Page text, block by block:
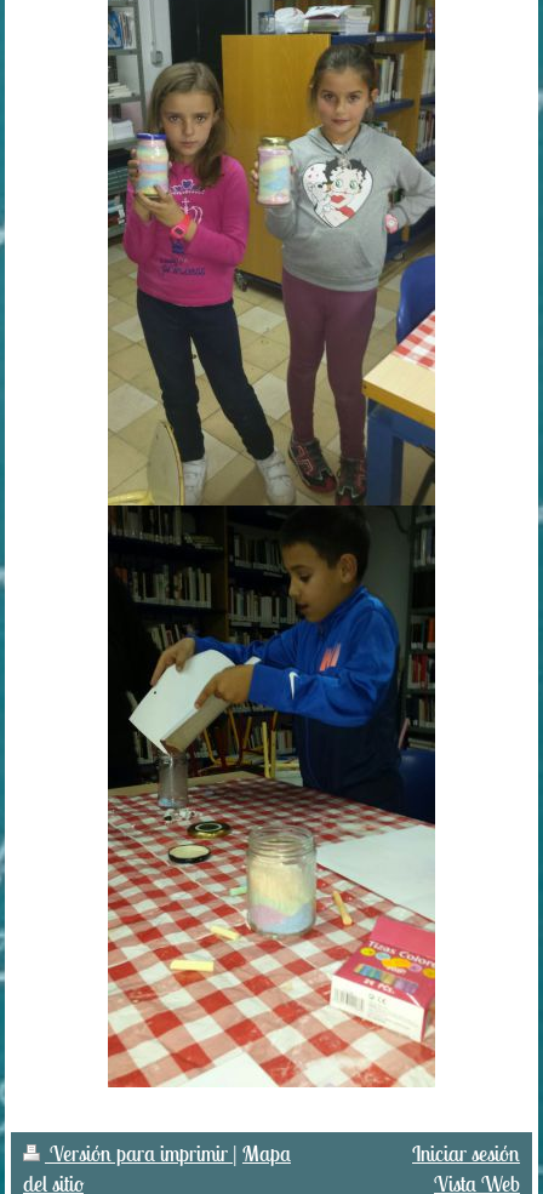
Versión para imprimir | Mapa
del sitio
Iniciar sesión
Vista Web